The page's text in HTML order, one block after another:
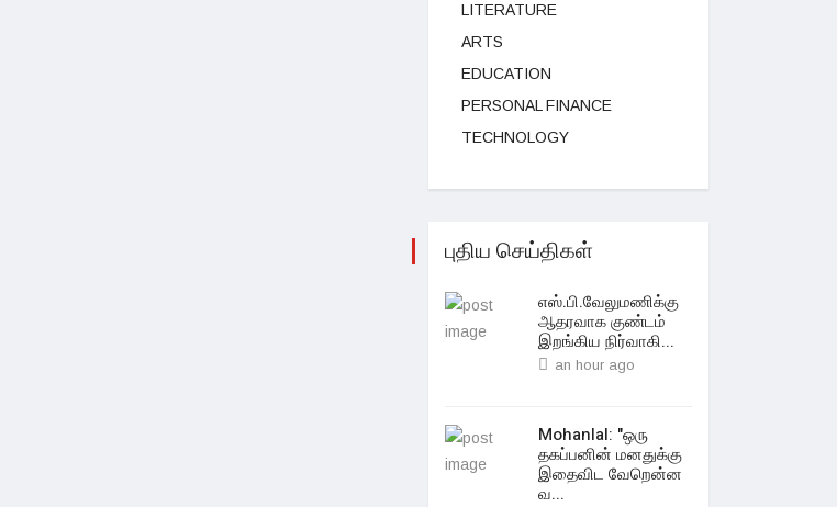
LITERATURE
ARTS
EDUCATION
PERSONAL FINANCE
TECHNOLOGY
புதிய செய்திகள்
எஸ்.பி.வேலுமணிக்கு
ஆதரவாக குண்டம்
இறங்கிய நிர்வாகி...
an hour ago
Mohanlal: "ஒரு
தகப்பனின் மனதுக்கு
இதைவிட வேறென்ன
வ...